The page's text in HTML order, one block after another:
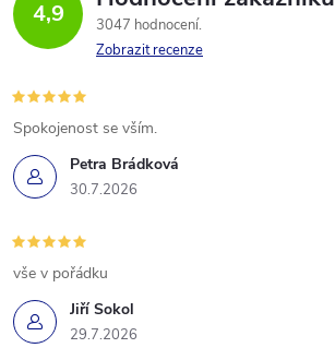
4,9
3047 hodnocení
Zobrazit recenze
Petra Brádková
30.7.2026
Spokojenost se vším.
Jiří Sokol
29.7.2026
vše v pořádku